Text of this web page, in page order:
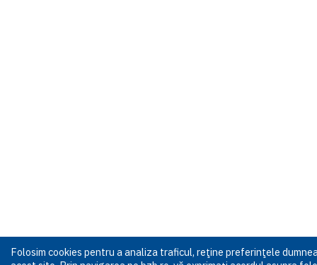
Folosim cookies pentru a analiza traficul, reţine preferinţele